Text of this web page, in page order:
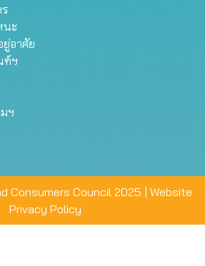
นะ
อาศัย
ฑ์ฯ
ฯ
Consumers Council 2025 | Website
Privacy Policy